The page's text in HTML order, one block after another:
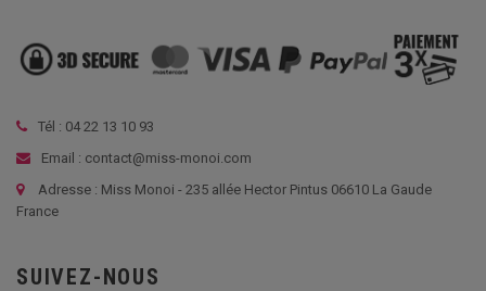
Tél : 04 22 13 10 93
Email : contact@miss-monoi.com
Adresse : Miss Monoi - 235 allée Hector Pintus 06610 La Gaude
France
SUIVEZ-NOUS